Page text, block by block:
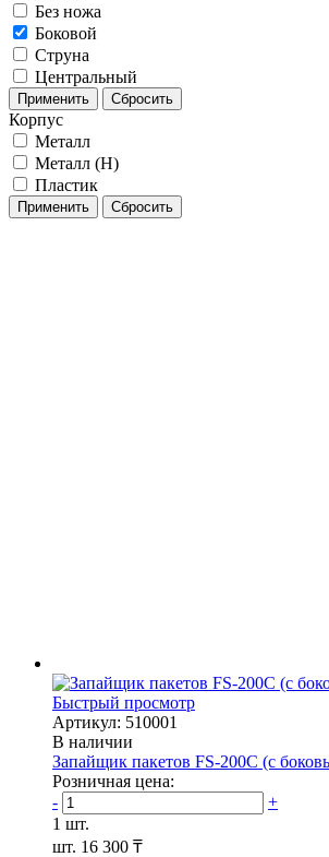
Без ножа
Боковой
Струна
Центральный
Применить Сбросить
Корпус
Металл
Металл (H)
Пластик
Применить Сбросить
Быстрый просмотр
Артикул: 510001
В наличии
Запайщик пакетов FS-200C (с
Розничная цена:
-
+
1 шт.
шт. 16 300 ₸